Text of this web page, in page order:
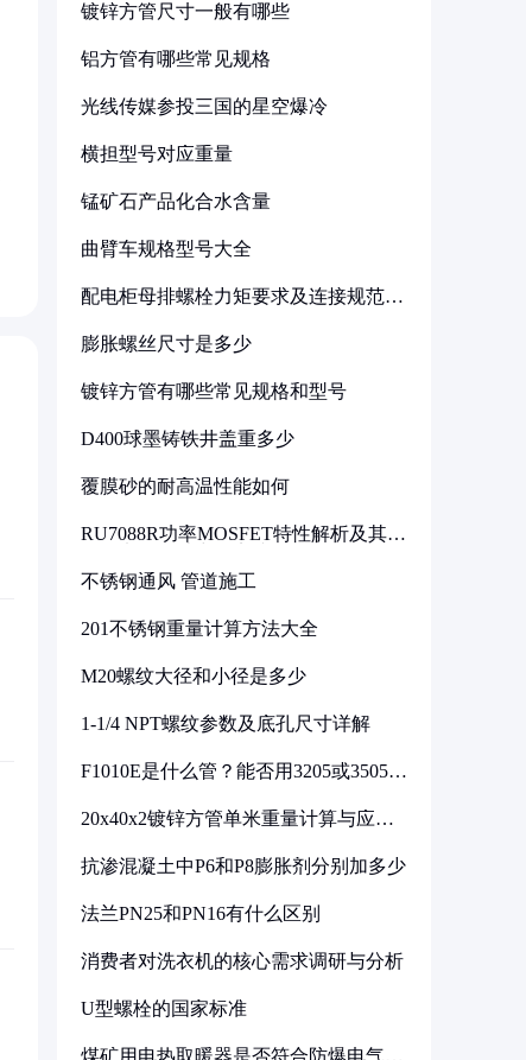
镀锌方管尺寸一般有哪些
铝方管有哪些常见规格
光线传媒参投三国的星空爆冷
横担型号对应重量
锰矿石产品化合水含量
曲臂车规格型号大全
配电柜母排螺栓力矩要求及连接规范详
膨胀螺丝尺寸是多少
镀锌方管有哪些常见规格和型号
D400球墨铸铁井盖重多少
覆膜砂的耐高温性能如何
RU7088R功率MOSFET特性解析及其在
不锈钢通风 管道施工
201不锈钢重量计算方法大全
M20螺纹大径和小径是多少
1-1/4 NPT螺纹参数及底孔尺寸详解
F1010E是什么管？能否用3205或3505代
20x40x2镀锌方管单米重量计算与应用
抗渗混凝土中P6和P8膨胀剂分别加多少
法兰PN25和PN16有什么区别
消费者对洗衣机的核心需求调研与分析
U型螺栓的国家标准
煤矿用电热取暖器是否符合防爆电气设